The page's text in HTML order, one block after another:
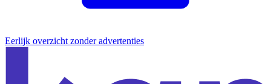
Eerlijk overzicht zonder advertenties